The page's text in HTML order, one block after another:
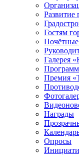
Развитие
Гостям
Галерея
Премия
Награды
Опросы